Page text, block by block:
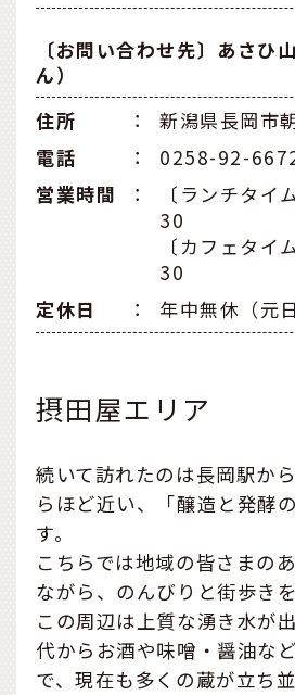
〔お問い合わせ先〕あさひ
ん）
住所
：
新潟県長岡市
電話
：
0258-92-
営業時間
：
〔ランチタ
30
〔カフェタ
30
定休日
： 年中無休（元
摂田屋エリア
続いて訪れたのは長岡駅か
らほど近い、「醸造と発酵
す。
こちらでは地域の皆さまの
ながら、のんびりと街歩き
この周辺は上質な湧き水が
代からお酒や味噌・醤油な
で、現在も多くの蔵が立ち並